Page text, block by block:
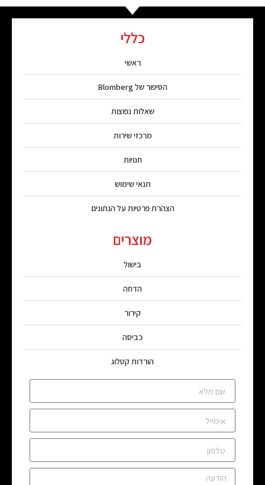
כללי
ראשי
הסיפור של Blomberg
שאלות נפוצות
מרכזי שירות
חנויות
תנאי שימוש
הצהרת פרטיות על הנתונים
מוצרים
בישול
הדחה
קירור
כביסה
הורדות קטלוג